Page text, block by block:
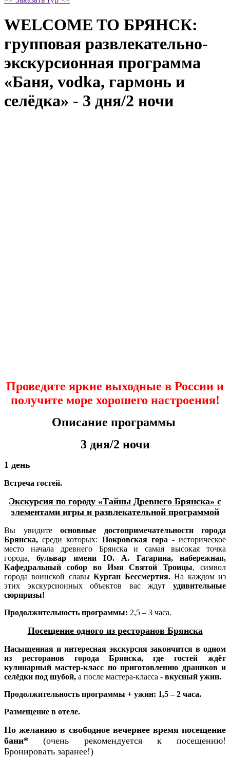
WELCOME TO БРЯНСК:
групповая развлекательно-
экскурсионная программа
«Баня, vodka, гармонь и
селёдка» - 3 дня/2 ночи
Проведите яркие выходные в России и
получите море хорошего настроения!
Описание программы
3 дня/2 ночи
1 день
Встреча гостей.
Экскурсия по городу «Тайны Древнего Брянска» с
элементами игры и развлекательной программой
Вы увидите основные достопримечательности города
Брянска, среди которых: Покровская гора - историческое
место начала древнего Брянска исамая высокая точка
города,бульвар имени Ю. А. Гагарина, набережная,
Кафедральный собор во Имя Святой Троицы, символ
города воинской славыКурган Бессмертия.На каждом из
этих экскурсионных объектов вас ждут удивительные
сюрпризы!
Продолжительность программы: 2,5 – 3 часа.
Посещение одного из ресторанов Брянска
Насыщенная и интересная экскурсия закончится в одном
из ресторанов города Брянска, где гостей ждёт
кулинарный мастер-класс по приготовлению драников и
селёдки под шубой, а после мастера-класса - вкусный ужин.
Продолжительность программы + ужин: 1,5 – 2 часа.
Размещение в отеле.
По желанию в свободное вечернее время посещение
бани*(очень рекомендуется к посещению!
Бронировать заранее!)